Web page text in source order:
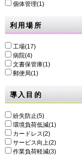
個体管理(1)
利用場所
工場(17)
病院(4)
文書保管庫(1)
郵便局(1)
導入目的
紛失防止(5)
環境負荷低減(1)
カードレス(2)
サービス向上(2)
作業負荷軽減(3)